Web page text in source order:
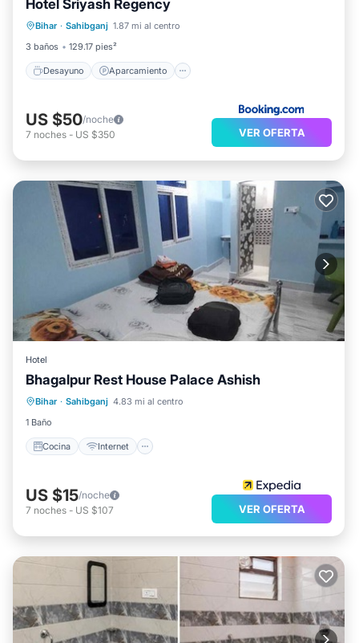
Hotel Sriyash Regency
Bihar · Sahibganj 1.87 mi al centro
3 baños
129.17 pies²
Desayuno Aparcamiento
Desayuno
Aparcamiento
Aire acondicionado
US $50/noche
7 noches - US $350 VER OFERTA
Hotel
Bhagalpur Rest House Palace Ashish
Bihar · Sahibganj 4.83 mi al centro
1 Baño
Cocina Internet
Cocina Internet
Apto para niños
Lavandería
US $15/noche
7 noches - US $107 VER OFERTA